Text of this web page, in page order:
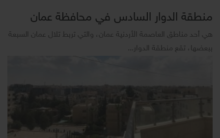
منطقة الدوار السادس في محافظة عمان
هي أحد مناطق العاصمة الأردنية عمان، والتي تربط تلال عمان السبعة
ببعضها، تقع منطقة الدوار...